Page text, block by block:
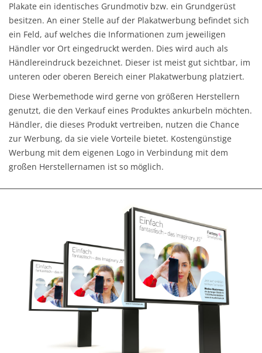
Plakate ein identisches Grundmotiv bzw. ein Grundgerüst
besitzen. An einer Stelle auf der Plakatwerbung befindet sich
ein Feld, auf welches die Informationen zum jeweiligen
Händler vor Ort eingedruckt werden. Dies wird auch als
Händlereindruck bezeichnet. Dieser ist meist gut sichtbar, im
unteren oder oberen Bereich einer Plakatwerbung platziert.
Diese Werbemethode wird gerne von größeren Herstellern
genutzt, die den Verkauf eines Produktes ankurbeln möchten.
Händler, die dieses Produkt vertreiben, nutzen die Chance
zur Werbung, da sie viele Vorteile bietet. Kostengünstige
Werbung mit dem eigenen Logo in Verbindung mit dem
großen Herstellernamen ist so möglich.